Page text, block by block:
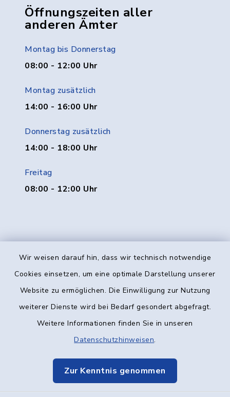
Wir weisen darauf hin, dass wir technisch notwendige
Cookies einsetzen, um eine optimale Darstellung unserer
Website zu ermöglichen. Die Einwilligung zur Nutzung
weiterer Dienste wird bei Bedarf gesondert abgefragt.
Weitere Informationen finden Sie in unseren
Datenschutzhinweisen.
Zur Kenntnis genommen
Öffnungszeiten aller
anderen Ämter
Montag bis Donnerstag
08:00 - 12:00 Uhr
Montag zusätzlich
14:00 - 16:00 Uhr
Donnerstag zusätzlich
14:00 - 18:00 Uhr
Freitag
08:00 - 12:00 Uhr
Kontakt
Datenschutz
Elektronische Kommunikation